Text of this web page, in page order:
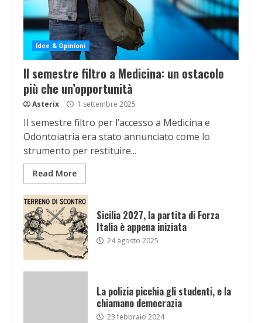
Idee & Opinioni
Il semestre filtro a Medicina: un ostacolo
più che un’opportunità
Asterix 1 settembre 2025
Il semestre filtro per l’accesso a Medicina e
Odontoiatria era stato annunciato come lo
strumento per restituire...
Read More
Sicilia 2027, la partita di Forza
Italia è appena iniziata
24 agosto 2025
La polizia picchia gli studenti, e la
chiamano democrazia
23 febbraio 2024